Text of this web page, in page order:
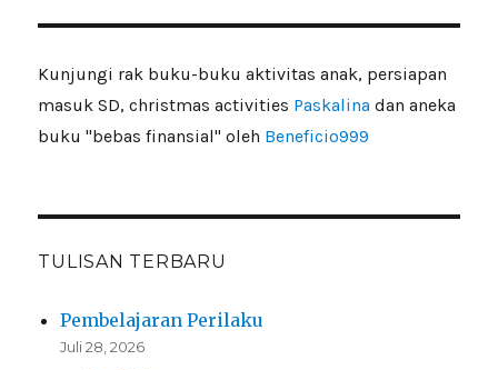
Kunjungi rak buku-buku aktivitas anak, persiapan
masuk SD, christmas activities Paskalinadan aneka
buku "bebas finansial" oleh Beneficio999
TULISAN TERBARU
Pembelajaran Perilaku
Juli 28, 2026